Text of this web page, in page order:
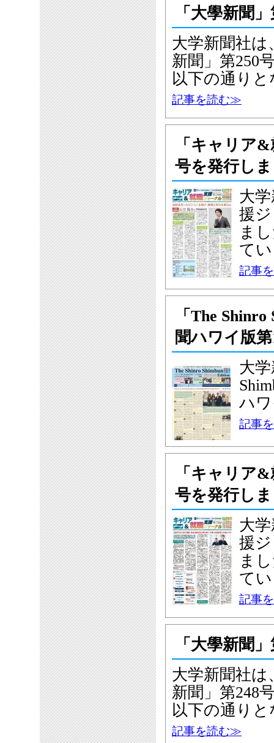
「大學新聞
大学新聞社は
新聞」第250
以下の通り
記事を読む≫
「キャリア
号を発行し
大
援
ま
て
記事
「The
聞ハワイ版
大
ハ
記事
「キャリア
号を発行し
大
援
ま
て
記事
「大學新聞
大学新聞社は
新聞」第248
以下の通り
記事を読む≫